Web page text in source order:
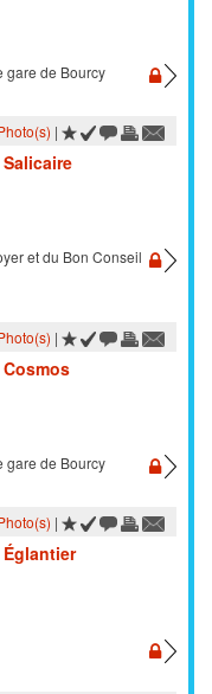
gare de Bourcy
|
et du Bon Conseil
|
gare de Bourcy
|